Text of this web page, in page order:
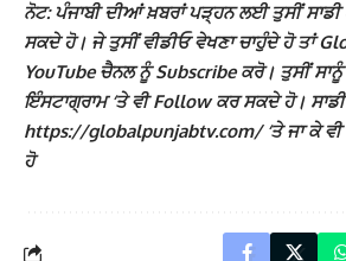
ਨੋਟ: ਪੰਜਾਬੀ ਦੀਆਂ ਖ਼ਬਰਾਂ ਪੜ੍ਹਨ ਲਈ ਤੁਸੀਂ
ਸਕਦੇ ਹੋ। ਜੇ ਤੁਸੀਂ ਵੀਡੀਓ ਵੇਖਣਾ ਚਾਹੁੰਦੇ ਹੋ ਤਾਂ
YouTube ਚੈਨਲ ਨੂੰ Subscribe ਕਰੋ। ਤੁਸੀਂ
ਇੰਸਟਾਗ੍ਰਾਮ ‘ਤੇ ਵੀ Follow ਕਰ ਸਕਦੇ ਹੋ।
https://globalpunjabtv.com/ ‘ਤੇ ਜਾ ਕੇ
ਹੋ